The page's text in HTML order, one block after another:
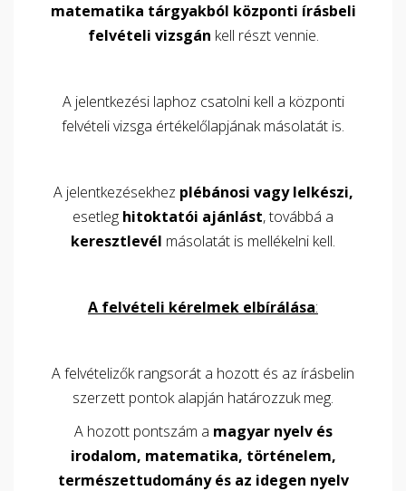
matematika tárgyakból központi írásbeli
felvételi vizsgán kell részt vennie.
A jelentkezési laphoz csatolni kell a központi
felvételi vizsga értékelőlapjának másolatát is.
A jelentkezésekhez plébánosi vagy lelkészi,
esetleg hitoktatói ajánlást, továbbá a
keresztlevél másolatát is mellékelni kell.
A felvételi kérelmek elbírálása:
A felvételizők rangsorát a hozott és az írásbelin
szerzett pontok alapján határozzuk meg.
A hozott pontszám a magyar nyelv és
irodalom, matematika, történelem,
természettudomány és az idegen nyelv